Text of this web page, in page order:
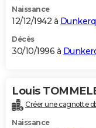
Naissance
12/12/1942 à
Décès
30/10/1996 à
Louis
Créer une cagnotte
Naissance